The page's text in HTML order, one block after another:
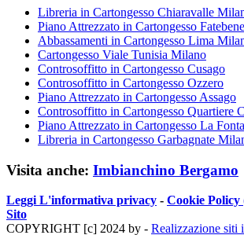
Libreria in Cartongesso Chiaravalle
Piano Attrezzato in Cartongesso
Abbassamenti in Cartongesso Lima
Cartongesso Viale Tunisia Milano
Controsoffitto in Cartongesso Cusago
Controsoffitto in Cartongesso Ozzero
Piano Attrezzato in Cartongesso Assago
Controsoffitto in Cartongesso Quartiere
Piano Attrezzato in Cartongesso La
Libreria in Cartongesso Garbagnate
Visita anche: Imbianchino Bergamo
Leggi L'informativa privacy - Cookie Policy
Sito
COPYRIGHT [c] 2024 by - Realizzazione siti